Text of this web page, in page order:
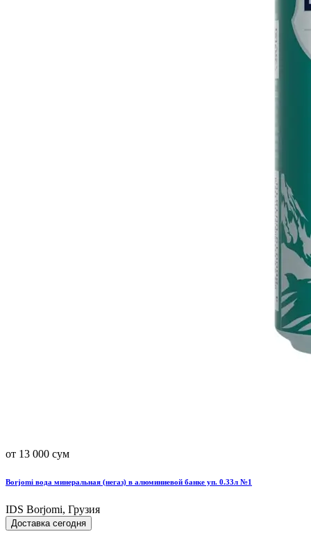
от 13 000 сум
Borjomi вода минеральная (негаз) в алюминиевой банке уп. 0.33л №1
IDS Borjomi, Грузия
Доставка сегодня